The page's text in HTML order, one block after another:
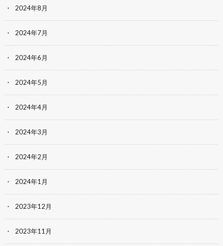
2024年8月
2024年7月
2024年6月
2024年5月
2024年4月
2024年3月
2024年2月
2024年1月
2023年12月
2023年11月